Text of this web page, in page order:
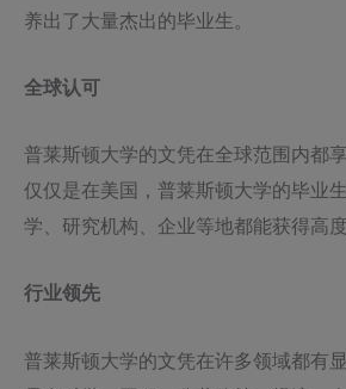
养出了大量杰出的毕业生。
全球认可
普莱斯顿大学的文凭在全球范围内都
仅仅是在美国，普莱斯顿大学的毕业
学、研究机构、企业等地都能获得高度
行业领先
普莱斯顿大学的文凭在许多领域都有